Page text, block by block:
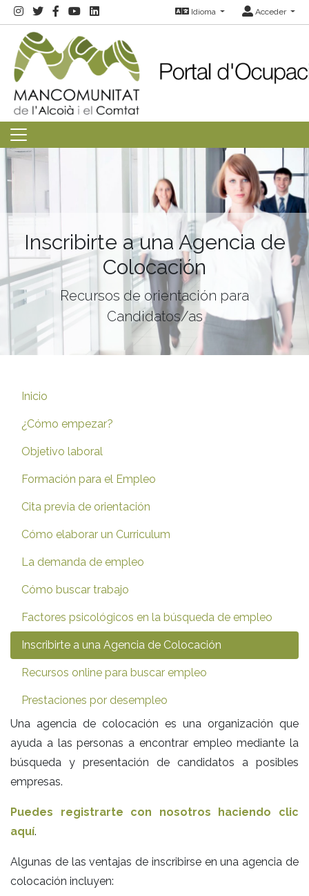
Idioma Acceder
Inscribirte a una Agencia de
Colocación
Recursos de orientación para
Candidatos/as
Inicio
¿Cómo empezar?
Objetivo laboral
Formación para el Empleo
Cita previa de orientación
Cómo elaborar un Curriculum
La demanda de empleo
Cómo buscar trabajo
Factores psicológicos en la búsqueda de empleo
Inscribirte a una Agencia de Colocación
Recursos online para buscar empleo
Prestaciones por desempleo
Una agencia de colocación es una organización que
ayuda a las personas a encontrar empleo mediante la
búsqueda y presentación de candidatos a posibles
empresas.
Puedes registrarte con nosotros haciendo clic
aquí.
Algunas de las ventajas de inscribirse en una agencia de
colocación incluyen: